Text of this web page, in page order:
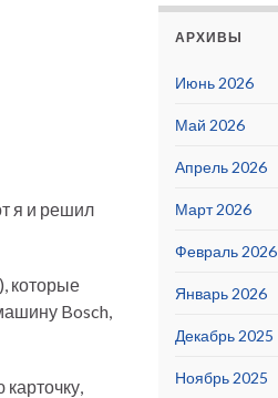
я и решил
которые
Bosch,
АРХИВЫ
Июнь 2026
Май 2026
Апрель 2026
Март 2026
Февраль 2026
Январь 2026
Декабрь 2025
Ноябрь 2025